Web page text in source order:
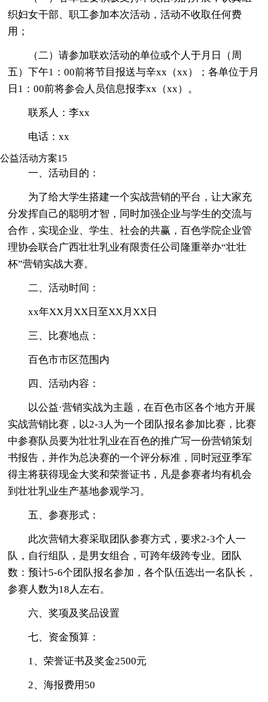
织妇女干部、职工参加本次活动，活动不收取任何费
用；
（二）请参加联欢活动的单位或个人于月日（周
五）下午1：00前将节目报送与辛xx（xx）；各单位于月
日1：00前将参会人员信息报李xx（xx）。
联系人：李xx
电话：xx
公益活动方案15
一、活动目的：
为了给大学生搭建一个实战营销的平台，让大家充
分发挥自己的聪明才智，同时加强企业与学生的交流与
合作，实现企业、学生、社会的共赢，百色学院企业管
理协会联合广西壮壮乳业有限责任公司隆重举办“壮壮
杯”营销实战大赛。
二、活动时间：
xx年XX月XX日至XX月XX日
三、比赛地点：
百色市市区范围内
四、活动内容：
以公益·营销实战为主题，在百色市区各个地方开展
实战营销比赛，以2-3人为一个团队报名参加比赛，比赛
中参赛队员要为壮壮乳业在百色的推广写一份营销策划
书报告，并作为总决赛的一个评分标准，同时冠亚季军
得主将获得现金大奖和荣誉证书，凡是参赛者均有机会
到壮壮乳业生产基地参观学习。
五、参赛形式：
此次营销大赛采取团队参赛方式，要求2-3个人一
队，自行组队，是男女组合，可跨年级跨专业。团队
数：预计5-6个团队报名参加，各个队伍选出一名队长，
参赛人数为18人左右。
六、奖项及奖品设置
七、资金预算：
1、荣誉证书及奖金2500元
2、海报费用50